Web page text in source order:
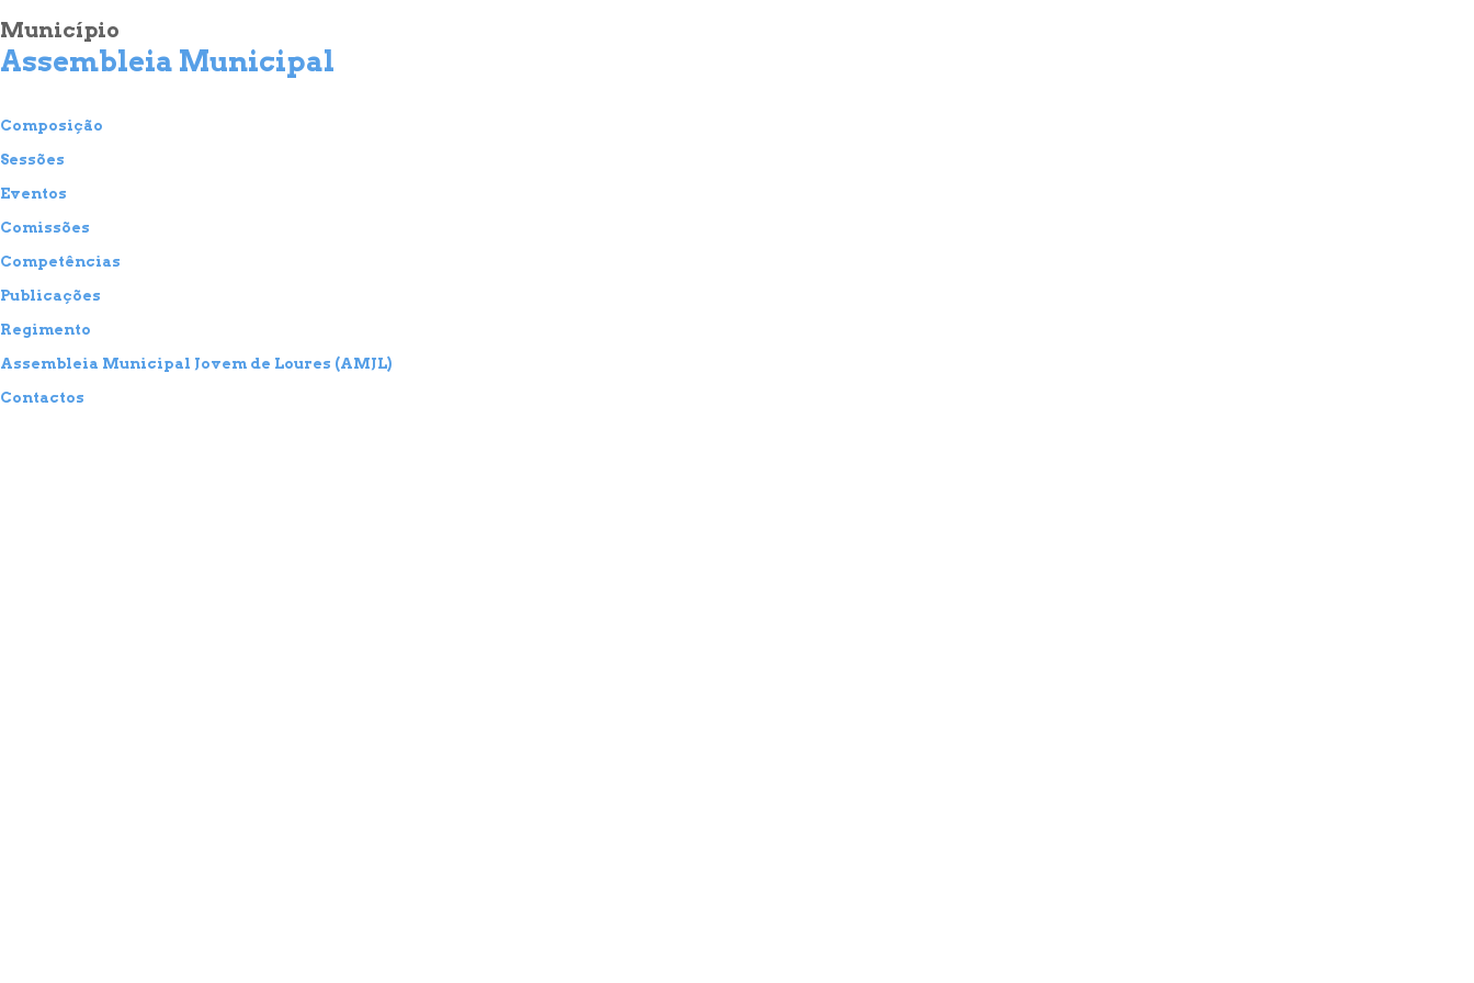
Município
Assembleia Municipal
Composição
Sessões
Eventos
Comissões
Competências
Publicações
Regimento
Assembleia Municipal Jovem de Loures (AMJL)
Contactos